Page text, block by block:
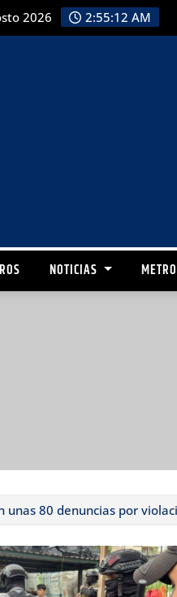
2026 2:55:13 AM
NOTICIAS
unas 80 denuncias por